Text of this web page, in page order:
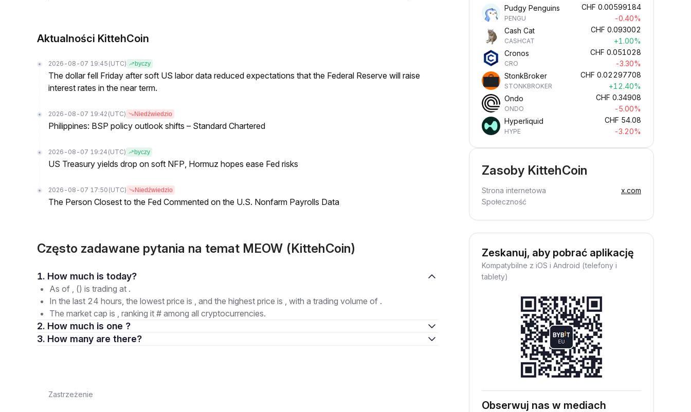
Aktualności KittehCoin
2026-08-07 19:45 (UTC) byczy
The dollar fell Friday after soft US labor data reduced expectations that the Federal Reserve will raise
interest rates in the near term.
2026-08-07 19:42 (UTC) Niedźwiedzio
Philippines: BSP policy outlook shifts – Standard Chartered
2026-08-07 19:24 (UTC) byczy
US Treasury yields drop on soft NFP, Hormuz hopes ease Fed risks
2026-08-07 17:50 (UTC) Niedźwiedzio
The Person Closest to the Fed Commented on the U.S. Nonfarm Payrolls Data
Często zadawane pytania na temat MEOW (KittehCoin)
1. How much is today?
As of , () is trading at .
In the last 24 hours, the lowest price is , and the highest price is , with a trading volume of .
The market cap is , ranking it # among all cryptocurrencies.
2. How much is one ?
3. How many are there?
Zastrzeżenie
Pudgy Penguins
PENGU
CHF 0.00599184
-0.40%
Cash Cat
CASHCAT
CHF 0.093002
+1.00%
Cronos
CRO
CHF 0.051028
-3.30%
StonkBroker
STONKBROKER
CHF 0.02297708
+12.40%
Ondo
ONDO
CHF 0.34908
-5.00%
Hyperliquid
HYPE
CHF 54.08
-3.20%
Zasoby KittehCoin
Strona internetowa
x.com
Społeczność
Zeskanuj, aby pobrać aplikację
Kompatybilne z iOS i Android (telefony i
tablety)
Obserwuj nas w mediach